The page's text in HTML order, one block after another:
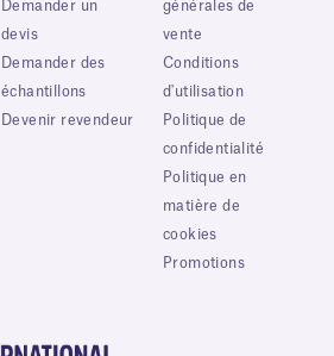
Demander un
devis
Demander des
échantillons
Devenir revendeur
générales de
vente
Conditions
d'utilisation
Politique de
confidentialité
Politique en
matière de
cookies
Promotions